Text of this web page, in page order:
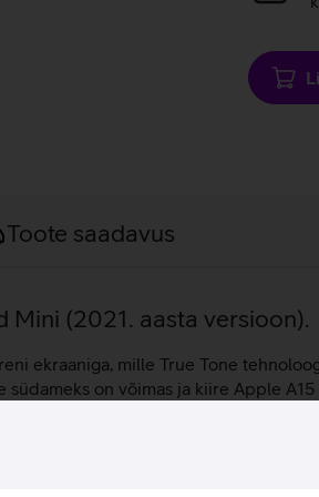
Toote saadavus
Mini (2021. aasta versioon).
ekraaniga, mille True Tone
on võimas ja kiire Apple
või meilipostkastis e-kirjade
abil tahvelarvuti küljele, et see